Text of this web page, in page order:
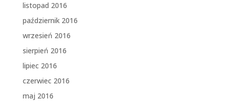
listopad 2016
październik 2016
wrzesień 2016
sierpień 2016
lipiec 2016
czerwiec 2016
maj 2016